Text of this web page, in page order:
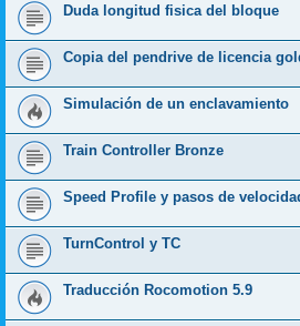
Duda longitud fisica del bloque
Copia del pendrive de licencia
Simulación de un enclavamiento
Train Controller Bronze
Speed Profile y pasos de
TurnControl y TC
Traducción Rocomotion 5.9